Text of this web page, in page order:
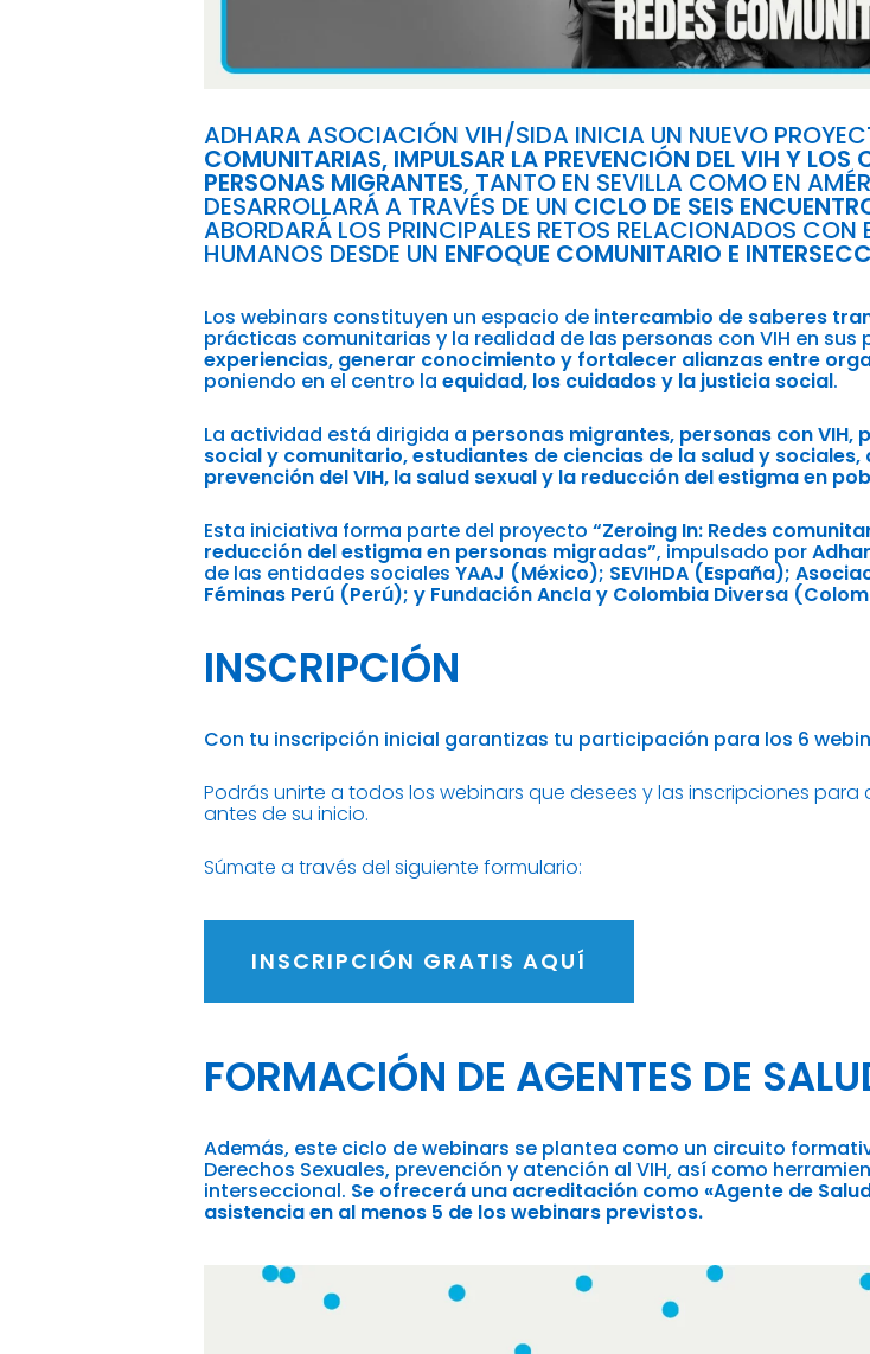
ADHARA ASOCIACIÓN VIH/SIDA INICIA UN NUEVO
COMUNITARIAS, IMPULSAR LA PREVENCIÓN DEL VIH Y LOS
PERSONAS MIGRANTES, TANTO EN SEVILLA COMO EN
DESARROLLARÁ A TRAVÉS DE UN CICLO DE SEIS
ABORDARÁ LOS PRINCIPALES RETOS RELACIONADOS CON
HUMANOS DESDE UN ENFOQUE COMUNITARIO E
Los webinars constituyen un espacio de intercambio de saberes
prácticas comunitarias y la realidad de las personas con VIH en sus
experiencias, generar conocimiento y fortalecer alianzas entre
poniendo en el centro laequidad, los cuidados y la justicia social.
La actividad está dirigida a personas migrantes, personas con
social y comunitario, estudiantes de ciencias de la salud y
prevención del VIH, la salud sexual y la reducción del estigma en
Esta iniciativa forma parte del proyecto“Zeroing In: Redes
reducción del estigma en personas migradas”, impulsado por
de las entidades socialesYAAJ (México); SEVIHDA (España);
Féminas Perú (Perú); y Fundación Ancla y Colombia Diversa
INSCRIPCIÓN
Con tu inscripción inicial garantizas tu participación para los 6
Podrás unirte a todos los webinars que desees y las inscripciones
antes de su inicio.
Súmate a través del siguiente formulario:
INSCRIPCIÓN GRATIS AQUÍ
FORMACIÓN DE AGENTES DE
Además, este ciclo de webinars se plantea como un circuito
Derechos Sexuales, prevención y atención al VIH, así como
interseccional. Se ofrecerá una acreditación como «Agente de
asistencia en al menos 5 de los webinars previstos.